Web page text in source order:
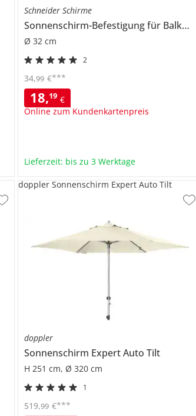
Schneider Schirme
Sonnenschirm-Befestigung für Balkonbrüstung
Ø 32 cm
2
18,19 €
Online zum Kundenkartenpreis
34,99 €***
Lieferzeit: bis zu 3 Werktage
doppler
Sonnenschirm Expert Auto Tilt
H 251 cm, Ø 320 cm
1
519,99 €***
doppler Sonnenschirm Expert Auto Tilt